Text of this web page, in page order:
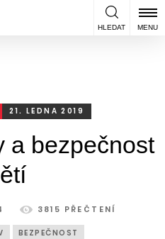
HLEDAT MENU
21. LEDNA 2019
a bezpečnost
3815 PŘEČTENÍ
BEZPEČNOST